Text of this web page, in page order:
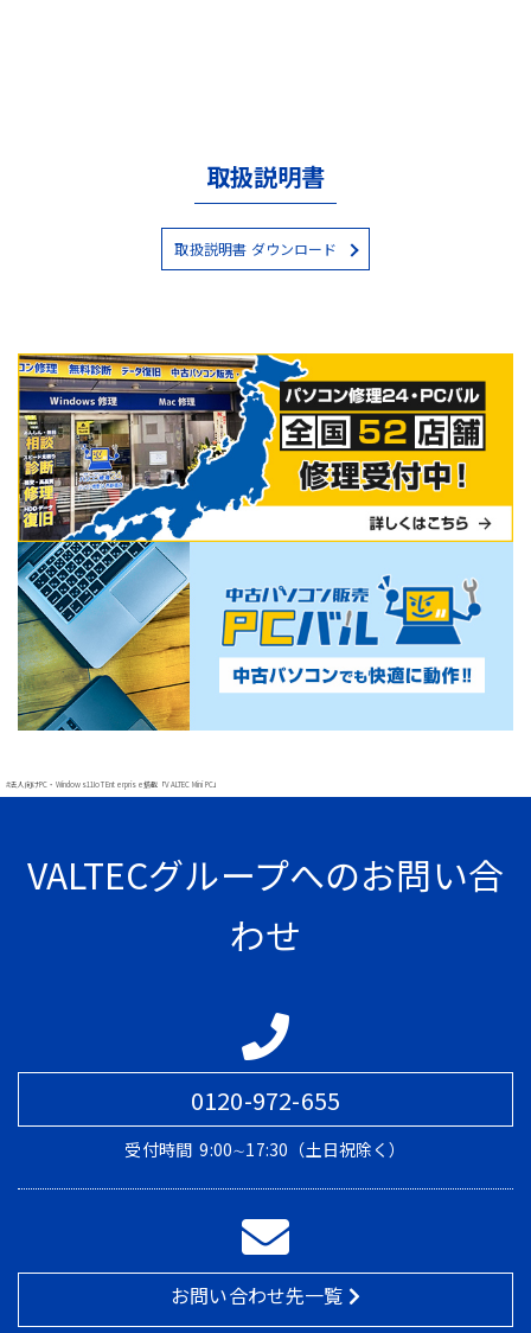
取扱説明書
取扱説明書 ダウンロード
#法人向けPC・Windows11IoT Enterprise搭載「VALTEC Mini PC」
VALTECグループへのお問い合
わせ
0120-972-655
受付時間 9:00∼17:30（土日祝除く）
お問い合わせ先一覧